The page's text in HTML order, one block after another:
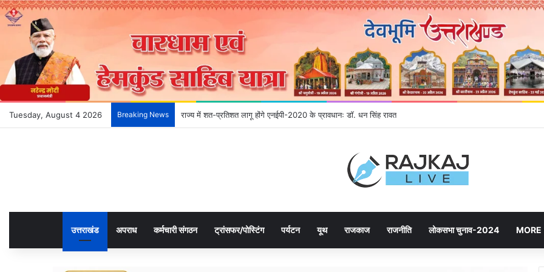
Tuesday, August 4 2026 Breaking News देहरादून के भविष्य को आकार देने उमड़ रही जनता, महायोजना-2041 पर दूसरे चरण की सुनवाई में बढ़ी भागीदारी
उत्तराखंड अपराध कर्मचारी संगठन ट्रांसफर/पोस्टिंग पर्यटन यूथ राजकाज राजनीति लोकसभा चुनाव-2024 MORE